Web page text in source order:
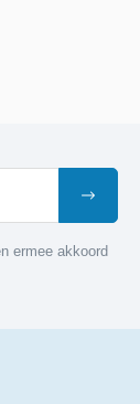
ermee akkoord